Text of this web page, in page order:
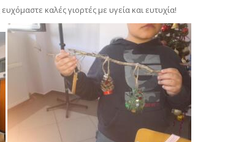
καλές γιορτές με υγεία και ευτυχία!